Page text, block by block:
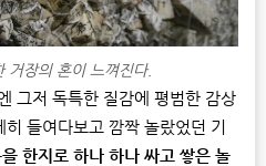
거장의 혼이 느껴진다.
그저 독특한 질감에 평범한 감상
들여다보고 깜짝 놀랐었던 기
한지로 하나 하나 싸고 쌓은 놀